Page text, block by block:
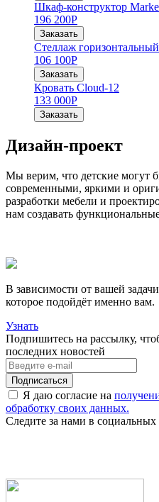
Шкаф-конструктор
196 200Р
Заказать
Стеллаж
106 100Р
Заказать
Кровать Cloud-12
133 000Р
Заказать
Дизайн-проект
Мы верим, что детские могут
современными, яркими и
разработки мебели и
нам создавать
В зависимости от вашей
которое подойдёт именно вам.
Узнать
Подпишитесь на рассылку,
последних новостей
Я даю согласие на
обработку своих данных.
Следите за нами в социальных